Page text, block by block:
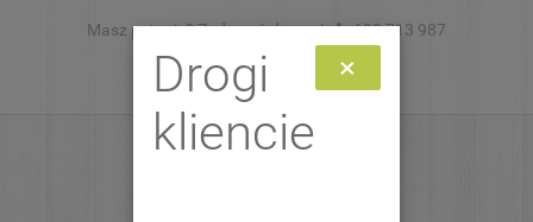
Skip to content
Masz pytanie? Zadzwoń do nas! 693 713 987
Zaloguj Zarejestruj
Drogi
kliencie
×